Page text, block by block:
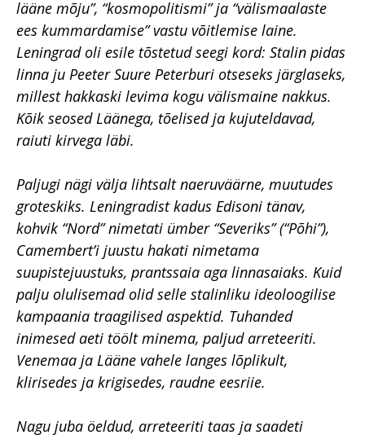
lääne mõju”, “kosmopolitismi” ja “välismaalaste
ees kummardamise” vastu võitlemise laine.
Leningrad oli esile tõstetud seegi kord: Stalin pidas
linna ju Peeter Suure Peterburi otseseks järglaseks,
millest hakkaski levima kogu välismaine nakkus.
Kõik seosed Läänega, tõelised ja kujuteldavad,
raiuti kirvega läbi.
Paljugi nägi välja lihtsalt naeruväärne, muutudes
groteskiks. Leningradist kadus Edisoni tänav,
kohvik “Nord” nimetati ümber “Severiks” (“Põhi”),
Camembert’i juustu hakati nimetama
suupistejuustuks, prantssaia aga linnasaiaks. Kuid
palju olulisemad olid selle stalinliku ideoloogilise
kampaania traagilised aspektid. Tuhanded
inimesed aeti töölt minema, paljud arreteeriti.
Venemaa ja Lääne vahele langes lõplikult,
klirisedes ja krigisedes, raudne eesriie.
Nagu juba öeldud, arreteeriti taas ja saadeti